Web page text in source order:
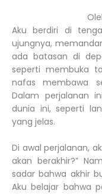
Aku berdiri di
ujungnya,
ada batasan di
seperti membuka
nafas membawa
Dalam perjalanan
dunia ini, seperti
yang jelas.
Di awal perjalanan,
akan berakhir?”
sadar bahwa akhir
Aku belajar bahwa